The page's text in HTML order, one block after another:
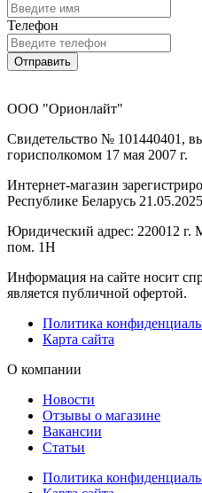
Телефон
Отправить
ООО "Орионлайт"
Свидетельство № 101440401,
горисполкомом 17 мая 2007 г.
Интернет-магазин
Республике Беларусь
Юридический адрес: 220012 г.
пом. 1Н
Информация на сайте носит
является публичной офертой.
Политика
Карта сайта
О компании
Новости
Отзывы о магазине
Вакансии
Статьи
Политика